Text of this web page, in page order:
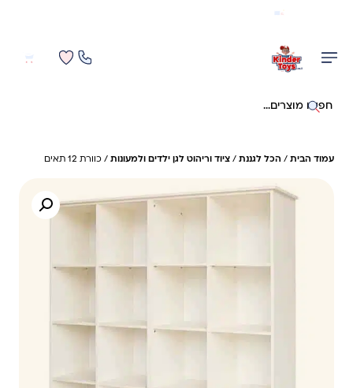
חיפוש באתר
עמוד הבית / הכל לגננת / ציוד וריהוט לגן ילדים ולמעונות / כוורת 12 תאים